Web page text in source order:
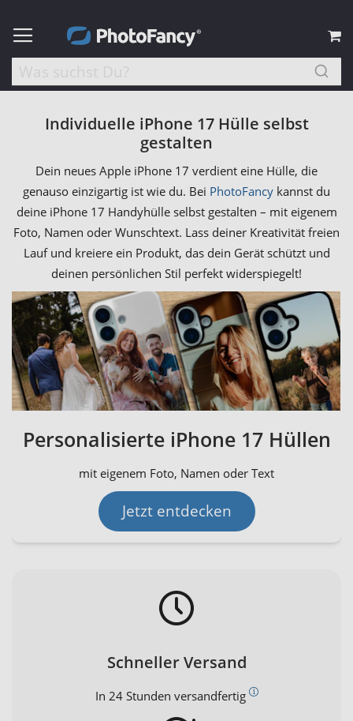
Individuelle iPhone 17 Hülle selbst
gestalten
Dein neues Apple iPhone 17 verdient eine Hülle, die
genauso einzigartig ist wie du. Bei PhotoFancy kannst du
deine iPhone 17 Handyhülle selbst gestalten – mit eigenem
Foto, Namen oder Wunschtext. Lass deiner Kreativität freien
Lauf und kreiere ein Produkt, das dein Gerät schützt und
deinen persönlichen Stil perfekt widerspiegelt!
Personalisierte iPhone 17 Hüllen
mit eigenem Foto, Namen oder Text
Jetzt entdecken
Schneller Versand
In 24 Stunden versandfertig